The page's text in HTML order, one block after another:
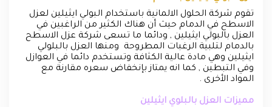
تقوم شركة الحلول الالمانية باستخدام البولي ايثيلين لعزل
الاسطح في الدمام حيث أن هناك الكثير من الراغبين في
العزل بالبولي ايثيلين , ودائما ما تسعى شركة عزل الاسطح
بالدمام لتلبية الرغبات المطروحة ومنها العزل بالبلولي
ايثيلين وهي مادة عالية الكثافة وتستخدم دائما في العوازل
وفي التبطين , كما انه يمتاز بإنخفاض سعره مقارنة مع
المواد الأخرى .
مميزات العزل بالبلوي ايثيلين